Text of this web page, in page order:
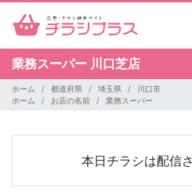
業務スーパー 川口芝店
ホーム 都道府県 埼玉県
川口市
ホーム
お店の名前 業務スーパー
本日チラシは配信